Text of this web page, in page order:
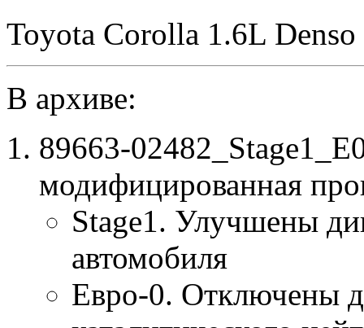
Toyota Corolla 1.6L Denso
В архиве:
89663-
модифицированная
Stage1. Улучшены
автомобиля
Евро-0. Отключены